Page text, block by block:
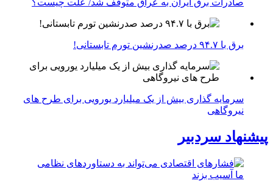
صادرات برق ایران به عراق متوقف شد/ علت چیست؟
برق با ۹۴.۷ درصد صدرنشین تورم تابستانی!
سرمایه گذاری بیش از یک میلیارد یورویی برای طرح های
نیروگاهی
پیشنهاد سردبیر